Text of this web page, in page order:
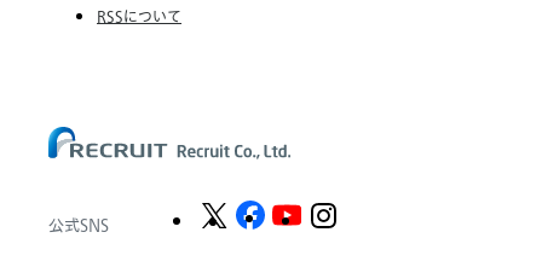
公式SNS
RSSについて